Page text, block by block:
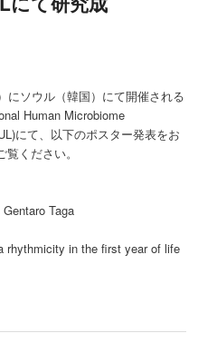
にソウル（韓国）にて開催される
Human Microbiome
にて、以下のポスター発表をお
覧ください。
Taga
rhythmicity in the first year of life